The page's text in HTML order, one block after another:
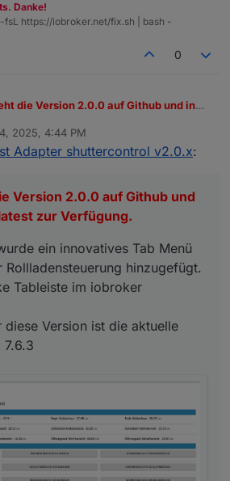
Danke!
fsL https://iobroker.net/fix.sh | bash -
0
die Version 2.0.0 auf Github und in
wurde ein innovatives Tab Menü zur
Rollladensteuerung hinzugefügt.
2025, 4:44 PM
Adapter shuttercontrol v2.0.x:
Version 2.0.0 auf Github und
zur Verfügung.
ein innovatives Tab Menü
Rollladensteuerung hinzugefügt.
Tableiste im iobroker
diese Version ist die aktuelle